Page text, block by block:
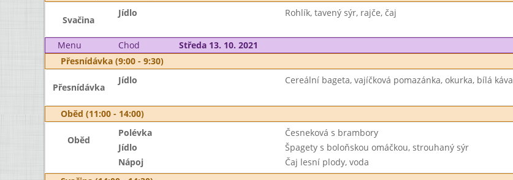
Svačina
Jídlo Rohlík, tavený sýr, rajče, čaj
Menu Chod Středa 13. 10. 2021
Přesnídávka (9:00 - 9:30)
Přesnídávka
Jídlo Cereální bageta, vajíčková pomazánka, okurka, bílá káva
Oběd (11:00 - 14:00)
Oběd
Polévka Česneková s brambory
Jídlo
Špagety s boloňskou omáčkou, strouhaný sýr
Nápoj
Čaj lesní plody, voda